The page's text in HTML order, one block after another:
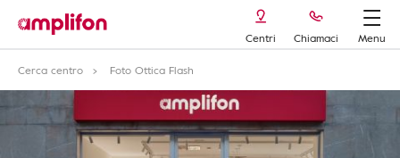
Centri Chiamaci
Menu
Cerca centro
Foto Ottica Flash